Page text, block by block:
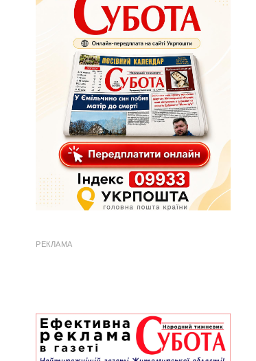
РЕКЛАМА